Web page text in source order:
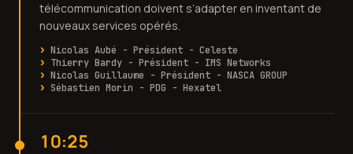
télécommunication doivent s’adapter en inventant de
nouveaux services opérés.
Nicolas Aubé - Président - Celeste
Thierry Bardy - Président - IMS Networks
Nicolas Guillaume - Président - NASCA GROUP
Sébastien Morin - PDG - Hexatel
10:25